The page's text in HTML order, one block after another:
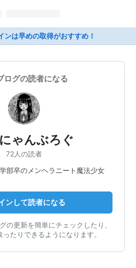
ンは早めの取得がおすすめ！
ログの読者になる
ゃんぶろぐ
72人の読者
部卒のメンヘラニート魔法少女
ンして読者になる
の更新を簡単にチェックしたり、
たりできるようになります。